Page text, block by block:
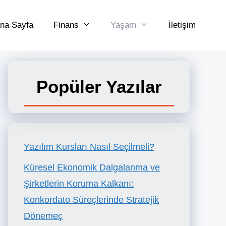
Sayfa Finans Yaşam İletişim
Popüler Yazılar
Yazılım Kursları Nasıl Seçilmeli?
Küresel Ekonomik Dalgalanma ve
Şirketlerin Koruma Kalkanı:
Konkordato Süreçlerinde Stratejik
Dönemeç